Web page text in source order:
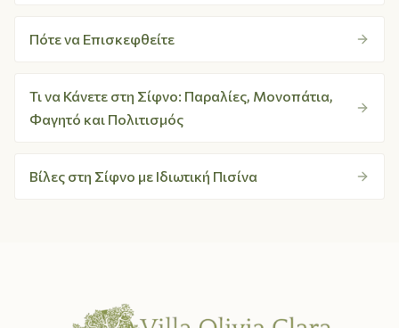
Πότε να Επισκεφθείτε
Τι να Κάνετε στη Σίφνο: Παραλίες, Μονοπάτια,
Φαγητό και Πολιτισμός
Βίλες στη Σίφνο με Ιδιωτική Πισίνα